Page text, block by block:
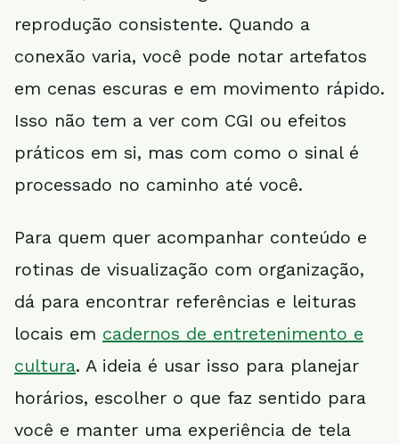
reprodução consistente. Quando a
conexão varia, você pode notar artefatos
em cenas escuras e em movimento rápido.
Isso não tem a ver com CGI ou efeitos
práticos em si, mas com como o sinal é
processado no caminho até você.
Para quem quer acompanhar conteúdo e
rotinas de visualização com organização,
dá para encontrar referências e leituras
locais em cadernos de entretenimento e
cultura. A ideia é usar isso para planejar
horários, escolher o que faz sentido para
você e manter uma experiência de tela